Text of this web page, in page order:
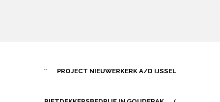
PROJECT NIEUWERKERK A/D IJSSEL